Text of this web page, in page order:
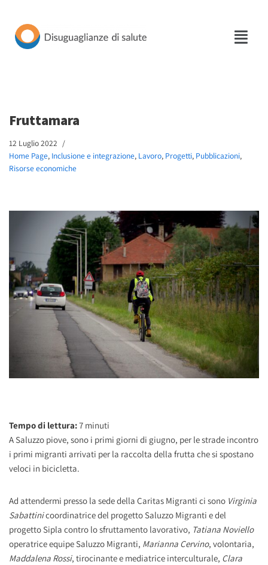
Vai
Fruttamara
12 Luglio 2022
Home Page, Inclusione e integrazione, Lavoro, Progetti, Pubblicazioni,
Risorse economiche
Tempo di lettura:7 minuti
A Saluzzo piove, sono i primi giorni di giugno, per le strade incontro
i primi migranti arrivati per la raccolta della frutta che si spostano
veloci in bicicletta.
Ad attendermi presso la sede della Caritas Migranti ci sono Virginia
Sabattinicoordinatrice del progetto Saluzzo Migranti e del
progetto Sipla contro lo sfruttamento lavorativo, Tatiana Noviello
operatrice equipe Saluzzo Migranti, Marianna Cervino, volontaria,
Maddalena Rossi, tirocinante e mediatrice interculturale, Clara